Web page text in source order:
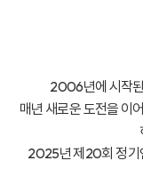
2006년에 시작
매년 새로운 도전을 이
2025년 제20회 정